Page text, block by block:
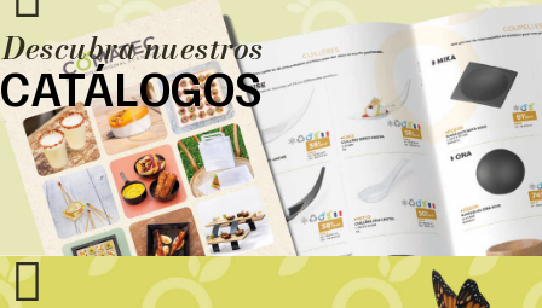
Descubra nuestros
CATÁLOGOS